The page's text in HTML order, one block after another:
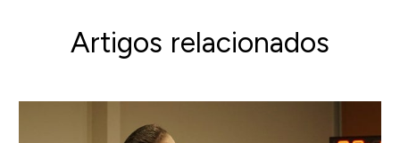
Artigos relacionados